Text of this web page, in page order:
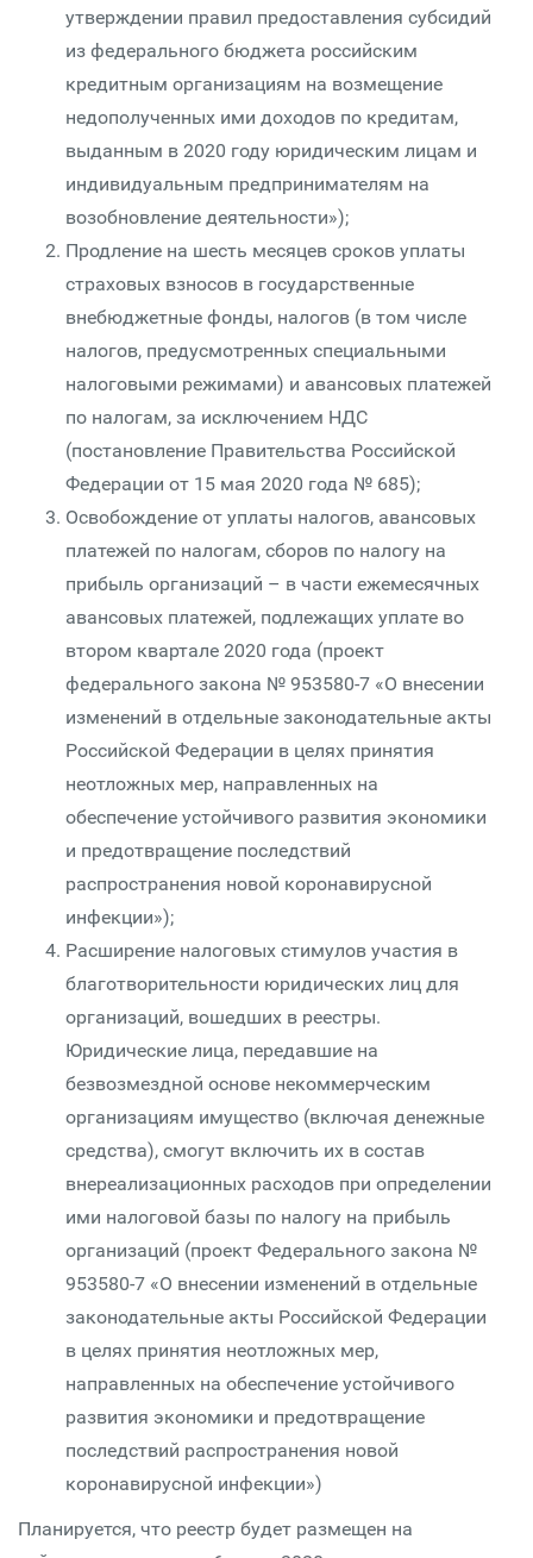
утверждении правил предоставления субсидий
из федерального бюджета российским
кредитным организациям на возмещение
недополученных ими доходов по кредитам,
выданным в 2020 году юридическим лицам и
индивидуальным предпринимателям на
возобновление деятельности»);
Продление на шесть месяцев сроков уплаты
страховых взносов в государственные
внебюджетные фонды, налогов (в том числе
налогов, предусмотренных специальными
налоговыми режимами) и авансовых платежей
по налогам, за исключением НДС
(постановление Правительства Российской
Федерации от 15 мая 2020 года № 685);
Освобождение от уплаты налогов, авансовых
платежей по налогам, сборов по налогу на
прибыль организаций – в части ежемесячных
авансовых платежей, подлежащих уплате во
втором квартале 2020 года (проект
федерального закона № 953580-7 «О внесении
изменений в отдельные законодательные акты
Российской Федерации в целях принятия
неотложных мер, направленных на
обеспечение устойчивого развития экономики
и предотвращение последствий
распространения новой коронавирусной
инфекции»);
Расширение налоговых стимулов участия в
благотворительности юридических лиц для
организаций, вошедших в реестры.
Юридические лица, передавшие на
безвозмездной основе некоммерческим
организациям имущество (включая денежные
средства), смогут включить их в состав
внереализационных расходов при определении
ими налоговой базы по налогу на прибыль
организаций (проект Федерального закона №
953580-7 «О внесении изменений в отдельные
законодательные акты Российской Федерации
в целях принятия неотложных мер,
направленных на обеспечение устойчивого
развития экономики и предотвращение
последствий распространения новой
коронавирусной инфекции»)
Планируется, что реестр будет размещен на